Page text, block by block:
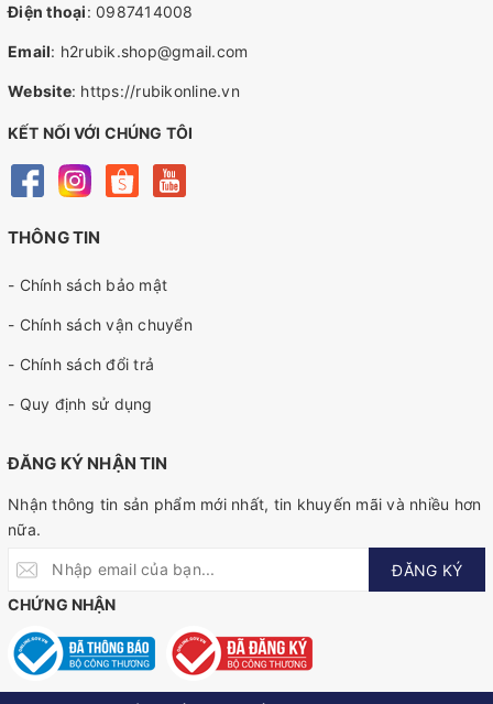
Điện thoại: 0987414008
Email: h2rubik.shop@gmail.com
Website: https://rubikonline.vn
KẾT NỐI VỚI CHÚNG TÔI
THÔNG TIN
- Chính sách bảo mật
- Chính sách vận chuyển
- Chính sách đổi trả
- Quy định sử dụng
ĐĂNG KÝ NHẬN TIN
Nhận thông tin sản phẩm mới nhất, tin khuyến mãi và nhiều hơn
nữa.
ĐĂNG KÝ
CHỨNG NHẬN